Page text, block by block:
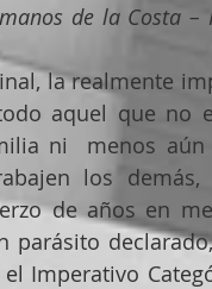
de la Costa
la realmente
aquel que no
ni  menos
los
de años en
parásito
Imperativo